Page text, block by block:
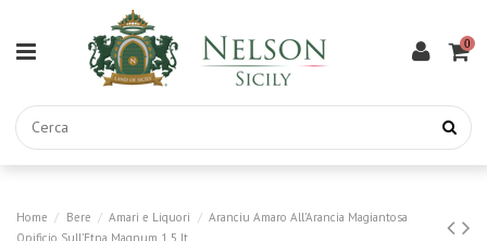
0
Home Bere Amari e Liquori
Aranciu Amaro All'Arancia Magiantosa
Opificio Sull'Etna Magnum 1,5 lt